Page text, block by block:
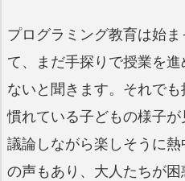
プログラミング教育は始
て、まだ手探りで授業を
ないと聞きます。それで
慣れている子どもの様子
議論しながら楽しそうに
の声もあり、大人たちが